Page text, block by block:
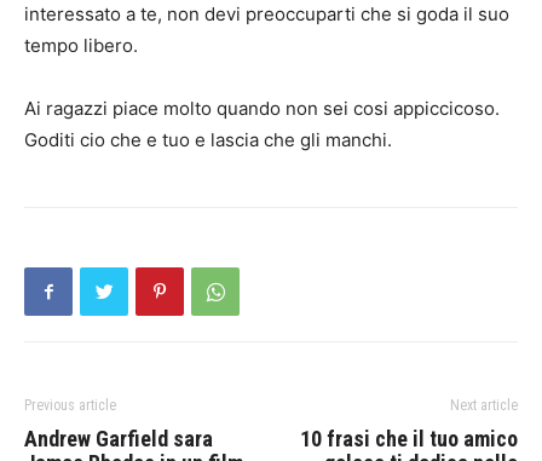
interessato a te, non devi preoccuparti che si goda il suo
tempo libero.
Ai ragazzi piace molto quando non sei cosi appiccicoso.
Goditi cio che e tuo e lascia che gli manchi.
Previous article
Andrew Garfield sara
Next article
10 frasi che il tuo amico